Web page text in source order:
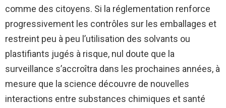
comme des citoyens. Si la réglementation renforce
progressivement les contrôles sur les emballages et
restreint peu à peu l’utilisation des solvants ou
plastifiants jugés à risque, nul doute que la
surveillance s’accroîtra dans les prochaines années, à
mesure que la science découvre de nouvelles
interactions entre substances chimiques et santé